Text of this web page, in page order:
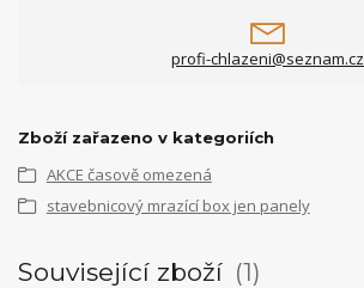
profi-chlazeni@seznam.cz
Zboží zařazeno v kategoriích
AKCE časově omezená
stavebnicový mrazící box jen panely
Související zboží 1